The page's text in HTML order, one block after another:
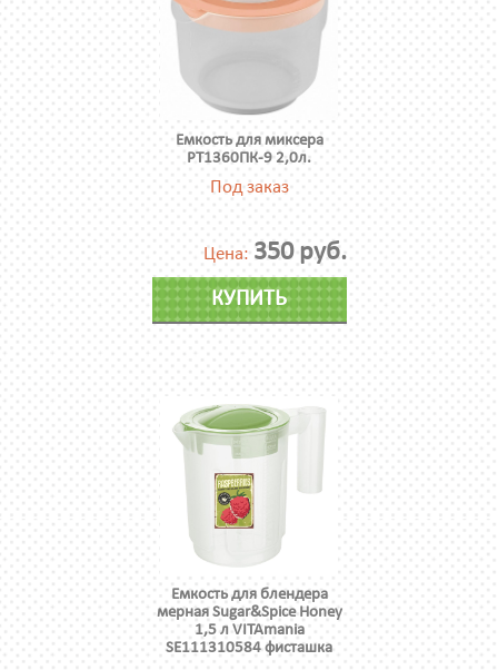
Емкость для миксера
PT1360ПК-9 2,0л.
Под заказ
Цена: 350 руб.
КУПИТЬ
Емкость для блендера
мерная Sugar&Spice Honey
1,5 л VITAmania
SE111310584 фисташка